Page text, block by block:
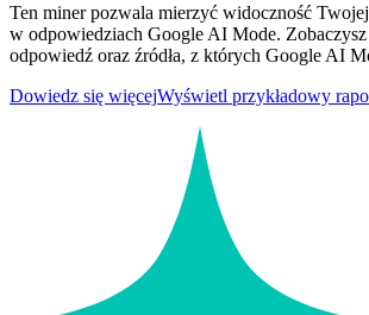
Ten miner pozwala mierzyć widoczność
w odpowiedziach Google AI Mode. Zobaczysz
odpowiedź oraz źródła, z których Google AI
Dowiedz się więcejWyświetl przykładowy